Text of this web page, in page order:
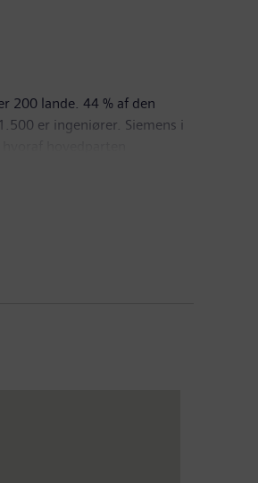
200 lande. 44 % af den
er ingeniører. Siemens i
A/S, Siemens Mobility A/S